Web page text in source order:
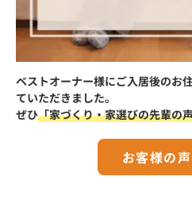
ベストオーナー様にご入居後のお
ていただきました。
ぜひ「家づくり・家選びの先輩の
お客様の